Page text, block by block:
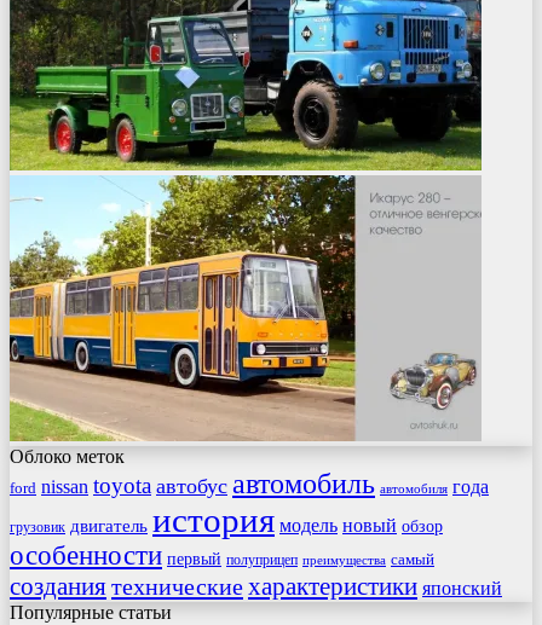
Облоко меток
ford nissan toyota автобус автомобиль автомобиля года
грузовик двигатель история модель новый обзор
особенности первый полуприцеп преимущества самый
созданиятехническиехарактеристики японский
Популярные статьи